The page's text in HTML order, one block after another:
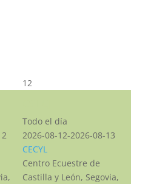
12
Todo el día
2026-08-12-2026-08-13
CECYL
Centro Ecuestre de
Castilla y León, Segovia,